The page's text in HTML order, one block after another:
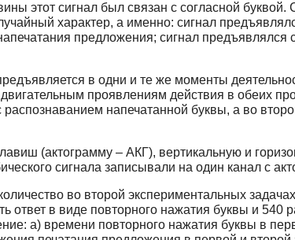
этот сигнал был связан с согласной буквой.
характер, а именно: сигнал
предложения; сигнал предъявлялся
в одни и те же моменты
проявлениям действия в обеих
напечатанной буквы, а во
(актограмму – АКГ), вертикальную и
сигнала записывали на один канал с
во второй экспериментальных
ответ в виде повторного нажатия буквы и 540
а) времени повторного нажатия буквы в